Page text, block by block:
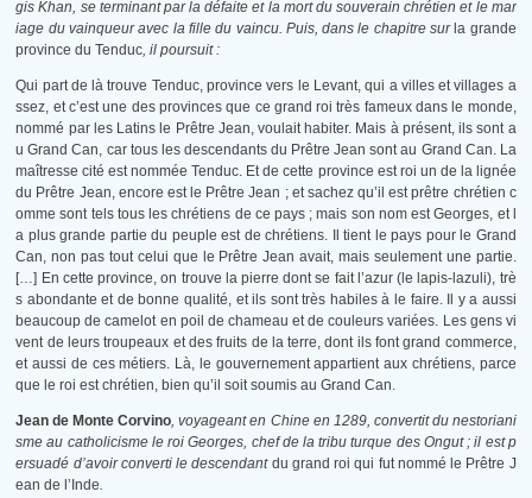
gis Khan, se terminant par la défaite et la mort du souverain chrétien et le mar
iage du vainqueur avec la fille du vaincu. Puis, dans le chapitre sur la grande
province du Tenduc, il poursuit :
Qui part de là trouve Tenduc, province vers le Levant, qui a villes et villages a
ssez, et c’est une des provinces que ce grand roi très fameux dans le monde,
nommé par les Latins le Prêtre Jean, voulait habiter. Mais à présent, ils sont a
u Grand Can, car tous les descendants du Prêtre Jean sont au Grand Can. La
maîtresse cité est nommée Tenduc. Et de cette province est roi un de la lignée
du Prêtre Jean, encore est le Prêtre Jean ; et sachez qu’il est prêtre chrétien c
omme sont tels tous les chrétiens de ce pays ; mais son nom est Georges, et l
a plus grande partie du peuple est de chrétiens. Il tient le pays pour le Grand
Can, non pas tout celui que le Prêtre Jean avait, mais seulement une partie.
[…] En cette province, on trouve la pierre dont se fait l’azur (le lapis-lazuli), trè
s abondante et de bonne qualité, et ils sont très habiles à le faire. Il y a aussi
beaucoup de camelot en poil de chameau et de couleurs variées. Les gens vi
vent de leurs troupeaux et des fruits de la terre, dont ils font grand commerce,
et aussi de ces métiers. Là, le gouvernement appartient aux chrétiens, parce
que le roi est chrétien, bien qu’il soit soumis au Grand Can.
Jean de Monte Corvino, voyageant en Chine en 1289, convertit du nestoriani
sme au catholicisme le roi Georges, chef de la tribu turque des Ongut ; il est p
ersuadé d’avoir converti le descendant du grand roi qui fut nommé le Prêtre J
ean de l’Inde.